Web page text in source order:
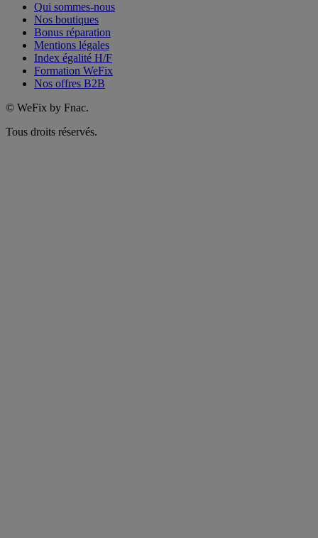
Qui sommes-nous
Nos boutiques
Bonus réparation
Mentions légales
Index égalité H/F
Formation WeFix
Nos offres B2B
© WeFix by Fnac.
Tous droits réservés.